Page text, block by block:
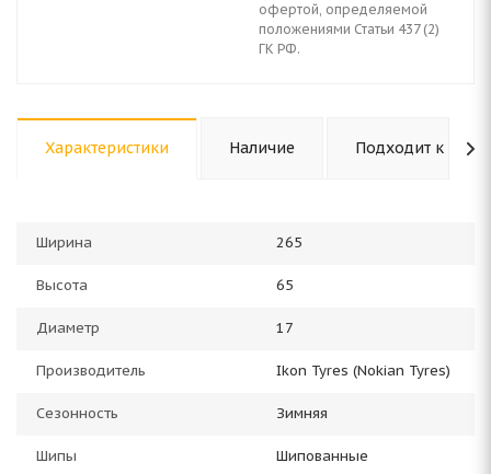
офертой, определяемой
положениями Статьи 437 (2)
ГК РФ.
Характеристики Наличие Подходит к авто
Ширина 265
Высота 65
Диаметр 17
Производитель Ikon Tyres (Nokian Tyres)
Сезонность Зимняя
Шипы Шипованные